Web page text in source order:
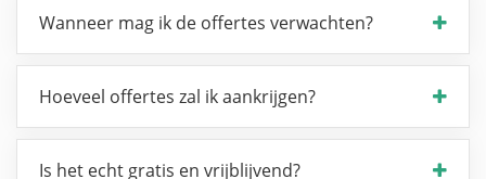
Wanneer mag ik de offertes verwachten?
Hoeveel offertes zal ik aankrijgen?
Is het echt gratis en vrijblijvend?